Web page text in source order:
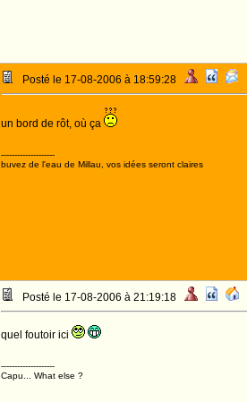
Posté le 17-08-2006 à 18:59:28
un bord de rôt, où ça
--------------------
buvez de l'eau de Millau, vos idées seront claires
Posté le 17-08-2006 à 21:19:18
quel foutoir ici
--------------------
Capu... What else ?